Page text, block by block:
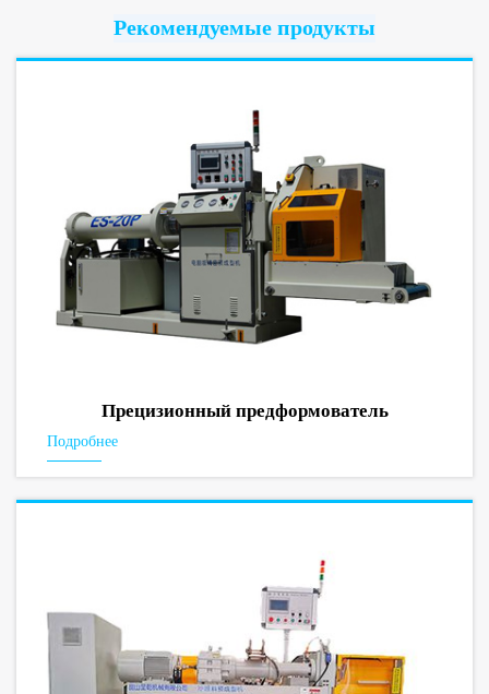
Рекомендуемые продукты
Прецизионный предформователь
Подробнее